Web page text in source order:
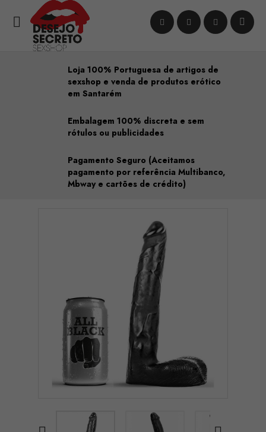

Loja 100% Portuguesa de artigos de
sexshop e venda de produtos erótico
em Santarém
Embalagem 100% discreta e sem
rótulos ou publicidades
Pagamento Seguro (Aceitamos
pagamento por referência Multibanco,
Mbway e cartões de crédito)